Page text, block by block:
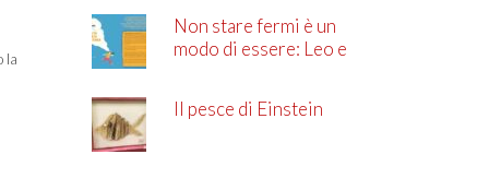
la
Non stare fermi è un
modo di essere: Leo e
Il pesce di Einstein